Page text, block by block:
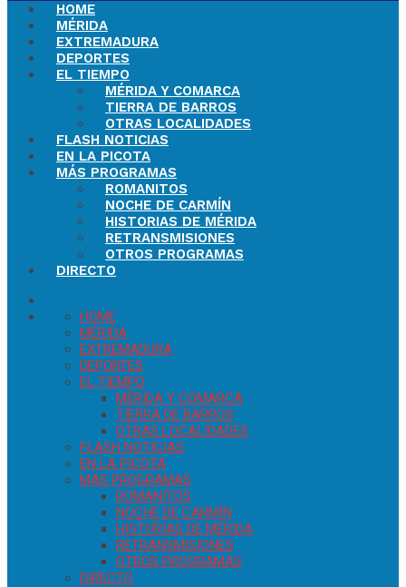
HOME
MÉRIDA
EXTREMADURA
DEPORTES
EL TIEMPO
MÉRIDA Y COMARCA
TIERRA DE BARROS
OTRAS LOCALIDADES
FLASH NOTICIAS
EN LA PICOTA
MÁS PROGRAMAS
ROMANITOS
NOCHE DE CARMÍN
HISTORIAS DE MÉRIDA
RETRANSMISIONES
OTROS PROGRAMAS
DIRECTO
HOME
MÉRIDA
EXTREMADURA
DEPORTES
EL TIEMPO
MÉRIDA Y COMARCA
TIERRA DE BARROS
OTRAS LOCALIDADES
FLASH NOTICIAS
EN LA PICOTA
MÁS PROGRAMAS
ROMANITOS
NOCHE DE CARMÍN
HISTORIAS DE MÉRIDA
RETRANSMISIONES
OTROS PROGRAMAS
DIRECTO